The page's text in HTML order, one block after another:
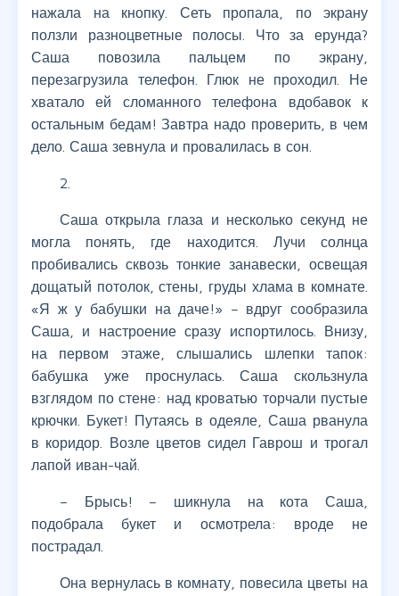
нажала на кнопку. Сеть пропала, по экрану
ползли разноцветные полосы. Что за ерунда?
Саша повозила пальцем по экрану,
перезагрузила телефон. Глюк не проходил. Не
хватало ей сломанного телефона вдобавок к
остальным бедам! Завтра надо проверить, в чем
дело. Саша зевнула и провалилась в сон.
2.
Саша открыла глаза и несколько секунд не
могла понять, где находится. Лучи солнца
пробивались сквозь тонкие занавески, освещая
дощатый потолок, стены, груды хлама в комнате.
«Я ж у бабушки на даче!» – вдруг сообразила
Саша, и настроение сразу испортилось. Внизу,
на первом этаже, слышались шлепки тапок:
бабушка уже проснулась. Саша скользнула
взглядом по стене: над кроватью торчали пустые
крючки. Букет! Путаясь в одеяле, Саша рванула
в коридор. Возле цветов сидел Гаврош и трогал
лапой иван-чай.
– Брысь! – шикнула на кота Саша,
подобрала букет и осмотрела: вроде не
пострадал.
Она вернулась в комнату, повесила цветы на